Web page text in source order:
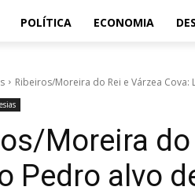
POLÍTICA ECONOMIA
Ribeiros/Moreira do Rei e Várzea Cova:
Moreira do
Pedro alvo